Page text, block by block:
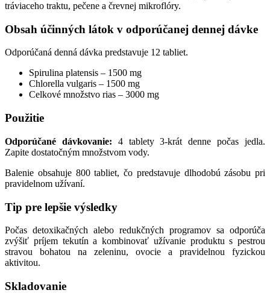
tráviaceho traktu, pečene a črevnej mikroflóry.
Obsah účinných látok v odporúčanej dennej dávke
Odporúčaná denná dávka predstavuje 12 tabliet.
Spirulina platensis – 1500 mg
Chlorella vulgaris – 1500 mg
Celkové množstvo rias – 3000 mg
Použitie
Odporúčané dávkovanie: 4 tablety 3-krát denne počas jedla.
Zapite dostatočným množstvom vody.
Balenie obsahuje 800 tabliet, čo predstavuje dlhodobú zásobu pri
pravidelnom užívaní.
Tip pre lepšie výsledky
Počas detoxikačných alebo redukčných programov sa odporúča
zvýšiť príjem tekutín a kombinovať užívanie produktu s pestrou
stravou bohatou na zeleninu, ovocie a pravidelnou fyzickou
aktivitou.
Skladovanie